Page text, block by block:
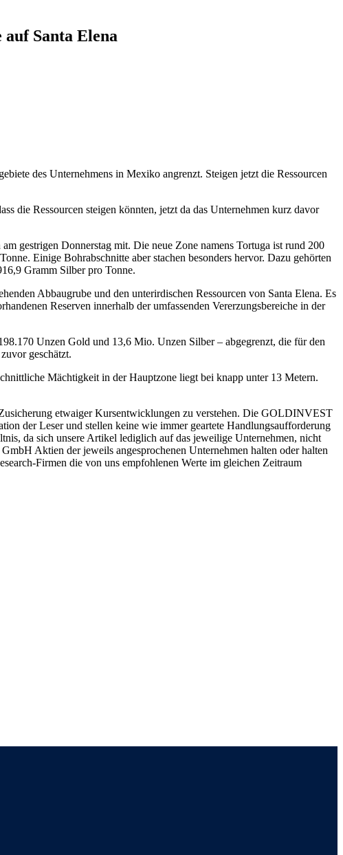
Santa Elena
des Unternehmens in Mexiko angrenzt. Steigen jetzt die Ressourcen
die Ressourcen steigen könnten, jetzt da das Unternehmen kurz davor
gestrigen Donnerstag mit. Die neue Zone namens Tortuga ist rund 200
Einige Bohrabschnitte aber stachen besonders hervor. Dazu gehörten
Gramm Silber pro Tonne.
Abbaugrube und den unterirdischen Ressourcen von Santa Elena. Es
Reserven innerhalb der umfassenden Vererzungsbereiche in der
Unzen Gold und 13,6 Mio. Unzen Silber – abgegrenzt, die für den
geschätzt.
Mächtigkeit in der Hauptzone liegt bei knapp unter 13 Metern.
etwaiger Kursentwicklungen zu verstehen. Die GOLDINVEST
der Leser und stellen keine wie immer geartete Handlungsaufforderung
da sich unsere Artikel lediglich auf das jeweilige Unternehmen, nicht
Aktien der jeweils angesprochenen Unternehmen halten oder halten
Firmen die von uns empfohlenen Werte im gleichen Zeitraum